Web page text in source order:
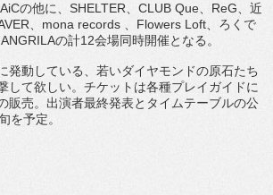
の他に、SHELTER、CLUB Que、ReG、近
、mona records 、Flowers Loft、ろくで
の計12会場同時開催となる。
発動している、若いダイヤモンドの原石たち
して欲しい。チケットは各種プレイガイドに
販売。出演者最終発表とタイムテーブルの公
を予定。